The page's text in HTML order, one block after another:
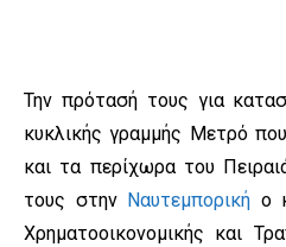
Την πρότασή τους για
κυκλικής γραμμής Μετρό
και τα περίχωρα του
τους στην Ναυτεμπορική ο
Χρηματοοικονομικής και